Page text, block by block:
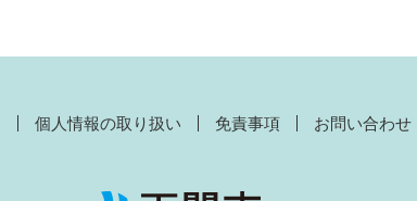
個人情報の取り扱い 免責事項 お問い合わせ